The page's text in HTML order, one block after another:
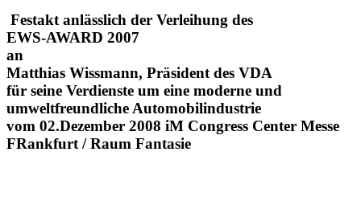
Festakt anlässlich der Verleihung des
EWS-AWARD 2007
an
Matthias Wissmann, Präsident des VDA
für seine Verdienste um eine moderne und
umweltfreundliche Automobilindustrie
vom 02.Dezember 2008 iM Congress Center Messe
FRankfurt / Raum Fantasie